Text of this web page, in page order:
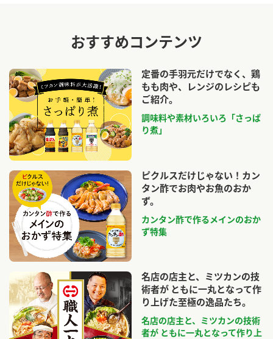
おすすめコンテンツ
定番の手羽元だけでなく、鶏
もも肉や、レンジのレシピも
ご紹介。
調味料や素材いろいろ「さっぱ
り煮」
ピクルスだけじゃない！カン
タン酢でお肉やお魚のおか
ず。
カンタン酢で作るメインのおか
ず特集
名店の店主と、ミツカンの技
術者が ともに一丸となって作
り上げた至極の逸品たち。
名店の店主と、ミツカンの技術
者が ともに一丸となって作り上